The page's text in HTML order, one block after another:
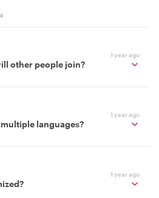
1 year ago
other people join?
1 year ago
languages?
1 year ago